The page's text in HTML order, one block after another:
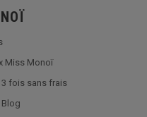
Miss Monoï
3 fois sans frais